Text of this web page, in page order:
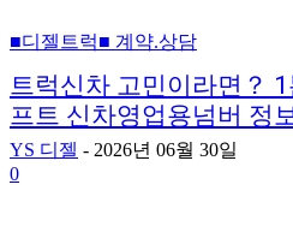
■디젤트럭■ 계약.상담
트럭신차 고민이라면？
프트 신차영업용넘버 정
YS 디젤 - 2026년 06월 30일
0